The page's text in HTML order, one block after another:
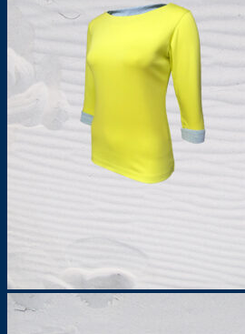
Hosen
Baby/Kinder
Pullover
T-Shirts
Mützen
Accessoires
Taschen
Schlüsselbänder
Interieur
Kissen
Lampen
nach:
Anmelden